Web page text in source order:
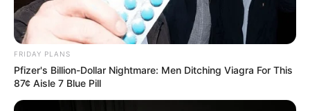
Universität in Deutschland, der sich noch am
ursprünglichen Ort befindet. In der 3 ha großen
Anlage, die im Sommer für die Öffentlichkeit geöffnet
ist, werden zirka 7500 Pflanzenarten aus der
ganzen Welt kultiviert. Informationen unterde.wikipe
dia.org/wiki/Botanischer Garten Gießen
FRIDAY PLANS
Pfizer's Billion-Dollar Nightmare: Men Ditching Viagra For This
87¢ Aisle 7 Blue Pill